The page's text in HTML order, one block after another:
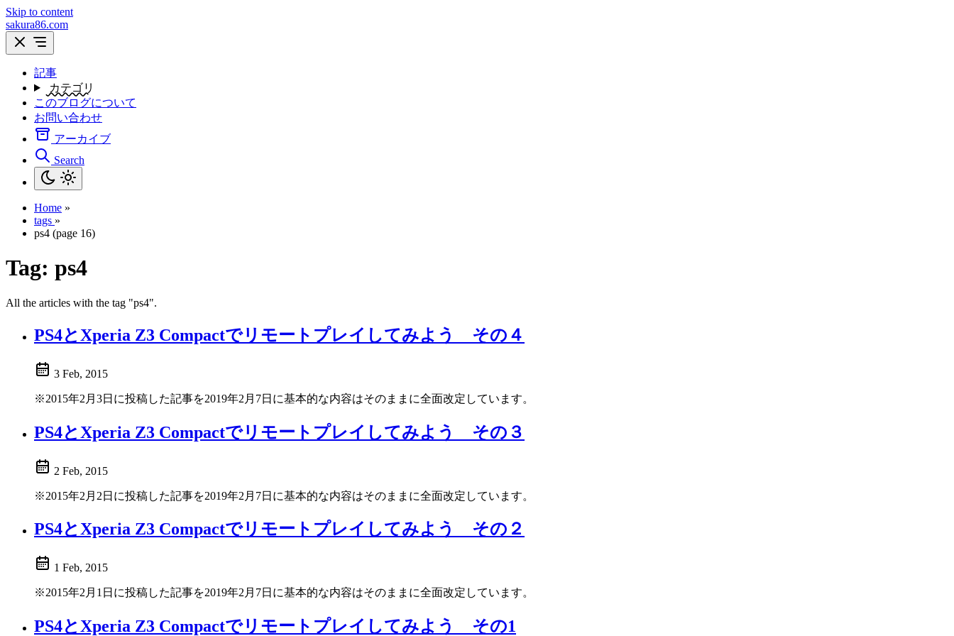
Skip to content
sakura86.com
記事
カテゴリ
このブログについて
お問い合わせ
アーカイブ
Search
Home »
tags »
ps4 (page 16)
Tag: ps4
All the articles with the tag "ps4".
PS4とXperia Z3 Compactでリモートプレイしてみよう その４
3 Feb, 2015
※2015年2月3日に投稿した記事を2019年2月7日に基本的な内容はそのままに全面改定しています。
PS4とXperia Z3 Compactでリモートプレイしてみよう その３
2 Feb, 2015
※2015年2月2日に投稿した記事を2019年2月7日に基本的な内容はそのままに全面改定しています。
PS4とXperia Z3 Compactでリモートプレイしてみよう その２
1 Feb, 2015
※2015年2月1日に投稿した記事を2019年2月7日に基本的な内容はそのままに全面改定しています。
PS4とXperia Z3 Compactでリモートプレイしてみよう その1